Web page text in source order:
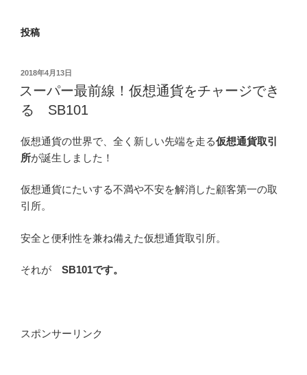
投稿
投
稿
日:
2018年4月13日
スーパー最前線！仮想通貨をチャージでき
る SB101
仮想通貨の世界で、全く新しい先端を走る仮想通貨取引
所が誕生しました！
仮想通貨にたいする不満や不安を解消した顧客第一の取
引所。
安全と便利性を兼ね備えた仮想通貨取引所。
それが SB101です。
スポンサーリンク